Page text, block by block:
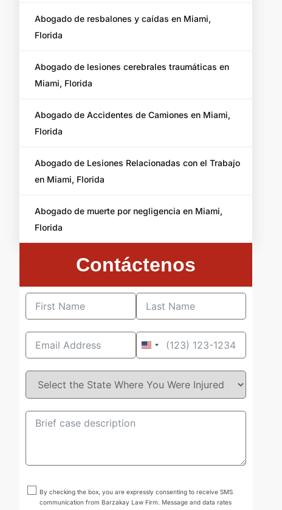
Abogado de resbalones y caídas en Miami,
Florida
Abogado de lesiones cerebrales traumáticas en
Miami, Florida
Abogado de Accidentes de Camiones en Miami,
Florida
Abogado de Lesiones Relacionadas con el Trabajo
en Miami, Florida
Abogado de muerte por negligencia en Miami,
Florida
Contáctenos
United
+1
By checking the box, you are expressly consenting to receive SMS
communication from Barzakay Law Firm. Message and data rates